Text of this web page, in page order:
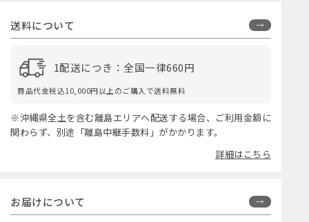
送料について
1配送につき：全国一律660円
商品代金税込10,000円以上のご購入で送料無料
※沖縄県全土を含む離島エリアへ配送する場合、ご利用金額に
関わらず、別途「離島中継手数料」がかかります。
詳細はこちら
お届けについて